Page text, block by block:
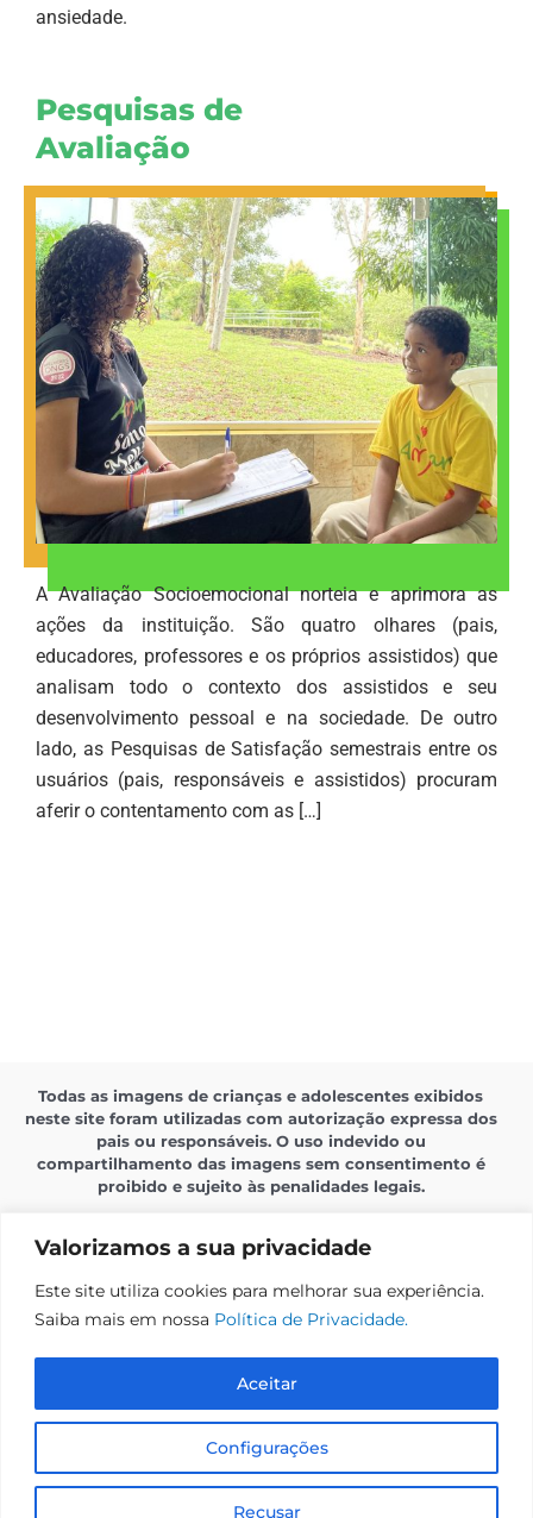
Valorizamos a sua privacidade
Este site utiliza cookies para melhorar sua experiência.
Saiba mais em nossa Política de Privacidade.
Configurações
Recusar
Aceitar
ansiedade.
Pesquisas de
Avaliação
A Avaliação Socioemocional norteia e aprimora as
ações da instituição. São quatro olhares (pais,
educadores, professores e os próprios assistidos) que
analisam todo o contexto dos assistidos e seu
desenvolvimento pessoal e na sociedade. De outro
lado, as Pesquisas de Satisfação semestrais entre os
usuários (pais, responsáveis e assistidos) procuram
aferir o contentamento com as […]
Todas as imagens de crianças e adolescentes exibidos
neste site foram utilizadas com autorização expressa dos
pais ou responsáveis. O uso indevido ou
compartilhamento das imagens sem consentimento é
proibido e sujeito às penalidades legais.
Política de Privacidade
Sistema Amare
Todos os direitos reservados àAmare Brasil© 2025